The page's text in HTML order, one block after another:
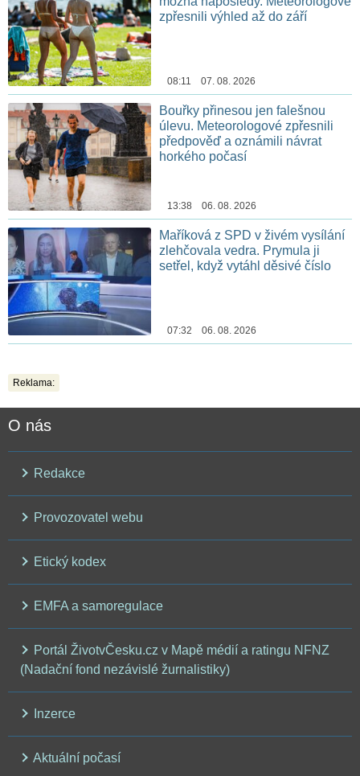
zpřesnili výhled až do září
08:11 07. 08. 2026
Bouřky přinesou jen falešnou
úlevu. Meteorologové zpřesnili
předpověď a oznámili návrat
horkého počasí
13:38 06. 08. 2026
Maříková z SPD v živém vysílání
zlehčovala vedra. Prymula ji
setřel, když vytáhl děsivé číslo
07:32 06. 08. 2026
Reklama:
O nás
Redakce
Provozovatel webu
Etický kodex
EMFA a samoregulace
Portál ŽivotvČesku.cz v Mapě médií a ratingu NFNZ
(Nadační fond nezávislé žurnalistiky)
Inzerce
Aktuální počasí